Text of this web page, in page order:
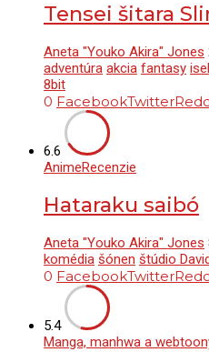
Tensei šitara
Aneta "Youko Akira" Jones
adventúra akcia fantasy
8bit
0 FacebookTwitter
6.6
AnimeRecenzie
Hataraku saibó
Aneta "Youko Akira" Jones
komédia šónen štúdio
0 FacebookTwitter
5.4
Manga, manhwa a